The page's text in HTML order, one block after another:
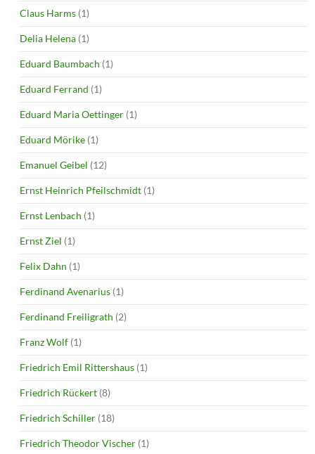
Claus Harms (1)
Delia Helena (1)
Eduard Baumbach (1)
Eduard Ferrand (1)
Eduard Maria Oettinger (1)
Eduard Mörike (1)
Emanuel Geibel (12)
Ernst Heinrich Pfeilschmidt (1)
Ernst Lenbach (1)
Ernst Ziel (1)
Felix Dahn (1)
Ferdinand Avenarius (1)
Ferdinand Freiligrath (2)
Franz Wolf (1)
Friedrich Emil Rittershaus (1)
Friedrich Rückert (8)
Friedrich Schiller (18)
Friedrich Theodor Vischer (1)